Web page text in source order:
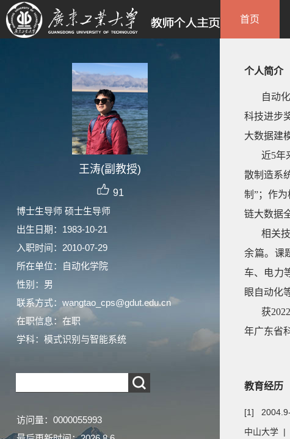
王涛(副教授)
91
博士生导师 硕士生导师
出生日期：1983-10-21
入职时间：2010-07-29
所在单位：自动化学院
性别：男
联系方式：wangtao_cps@gdut.edu.cn
在职信息：在职
学科：模式识别与智能系统
访问量： 0000055993
首页
个人简介
自动
科技进步
大数据建
近5年
散制造系
制”；作
链大数据
相关
余篇。 课
车、电力
眼自动化
获
年广东省
教育经历
[1]
中山大学 |